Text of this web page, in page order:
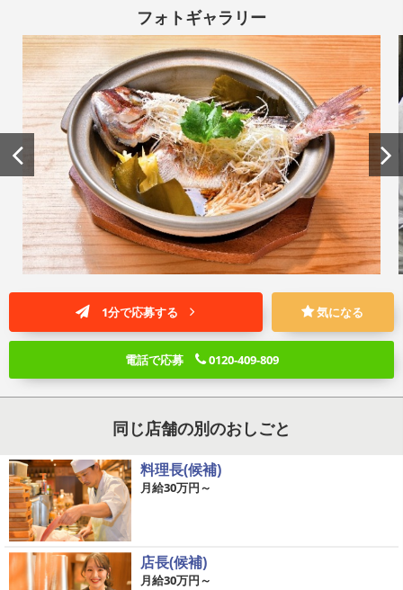
フォトギャラリー
1分で応募する 気になる
電話で応募 0120-409-809
同じ店舗の別のおしごと
料理長(候補)
月給30万円～
店長(候補)
月給30万円～